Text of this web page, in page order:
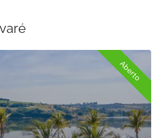
Aberto